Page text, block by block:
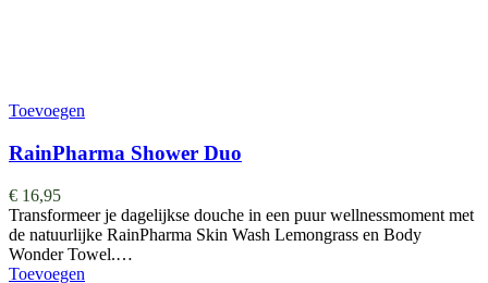
Toevoegen
RainPharma Shower Duo
€ 16,95
Transformeer je dagelijkse douche in een puur wellnessmoment met
de natuurlijke RainPharma Skin Wash Lemongrass en Body
Wonder Towel.…
Toevoegen